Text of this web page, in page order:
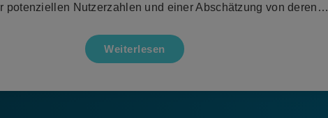
potenziellen Nutzerzahlen und einer Abschätzung von deren…
Weiterlesen